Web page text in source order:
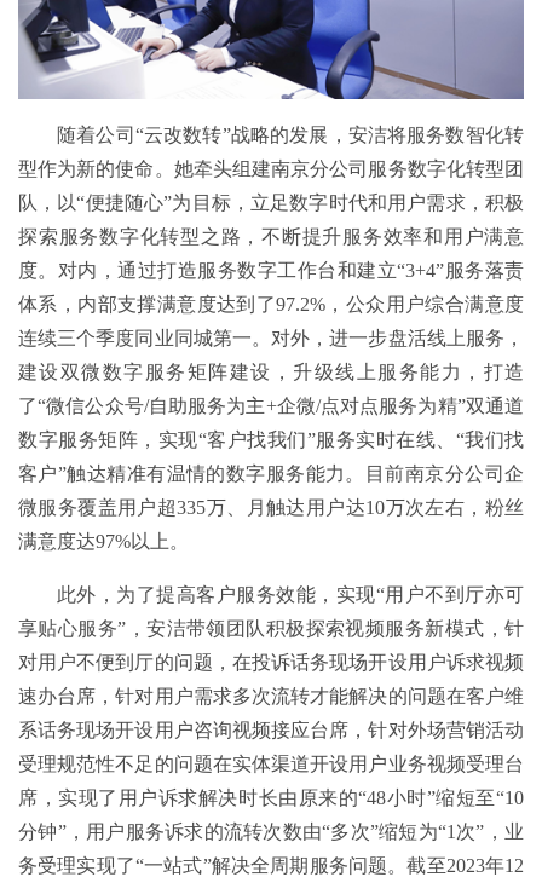
随着公司“云改数转”战略的发展，安洁将服务数智化转
型作为新的使命。她牵头组建南京分公司服务数字化转型团
队，以“便捷随心”为目标，立足数字时代和用户需求，积极
探索服务数字化转型之路，不断提升服务效率和用户满意
度。对内，通过打造服务数字工作台和建立“3+4”服务落责
体系，内部支撑满意度达到了97.2%，公众用户综合满意度
连续三个季度同业同城第一。对外，进一步盘活线上服务，
建设双微数字服务矩阵建设，升级线上服务能力，打造
了“微信公众号/自助服务为主+企微/点对点服务为精”双通道
数字服务矩阵，实现“客户找我们”服务实时在线、“我们找
客户”触达精准有温情的数字服务能力。目前南京分公司企
微服务覆盖用户超335万、月触达用户达10万次左右，粉丝
满意度达97%以上。
此外，为了提高客户服务效能，实现“用户不到厅亦可
享贴心服务”，安洁带领团队积极探索视频服务新模式，针
对用户不便到厅的问题，在投诉话务现场开设用户诉求视频
速办台席，针对用户需求多次流转才能解决的问题在客户维
系话务现场开设用户咨询视频接应台席，针对外场营销活动
受理规范性不足的问题在实体渠道开设用户业务视频受理台
席，实现了用户诉求解决时长由原来的“48小时”缩短至“10
分钟”，用户服务诉求的流转次数由“多次”缩短为“1次”，业
务受理实现了“一站式”解决全周期服务问题。截至2023年12